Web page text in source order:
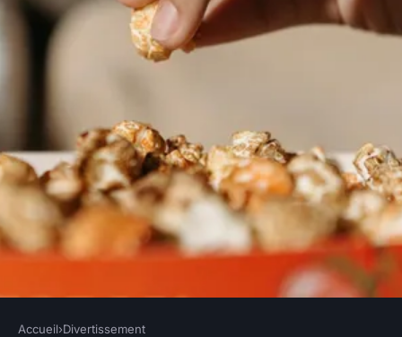
Accueil›Divertissement